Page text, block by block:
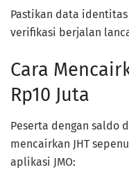
Pastikan data
verifikasi berjalan
Cara
Rp10 Juta
Peserta dengan saldo
mencairkan JHT
aplikasi JMO: